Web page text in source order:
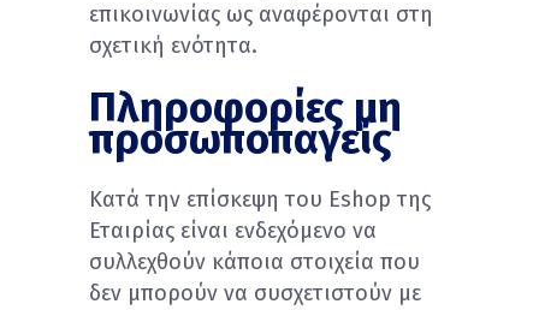
επικοινωνίας ως αναφέρονται στη
σχετική ενότητα.
Πληροφορίες μη
προσωποπαγείς
Κατά την επίσκεψη του Eshop της
Εταιρίας είναι ενδεχόμενο να
συλλεχθούν κάποια στοιχεία που
δεν μπορούν να συσχετιστούν με